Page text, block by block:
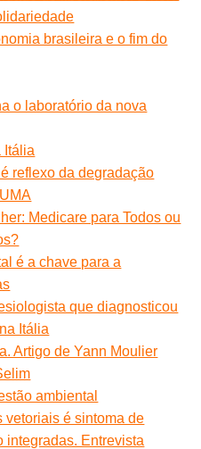
brasileira e o fim do
o laboratório da nova
Itália
reflexo da degradação
Medicare para Todos ou
é a chave para a
que diagnosticou
Itália
Artigo de Yann Moulier
ambiental
vetoriais é sintoma de
integradas. Entrevista